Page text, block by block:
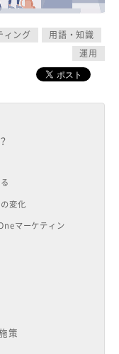
ィング
用語・知識
運用
変化
マーケティン
策